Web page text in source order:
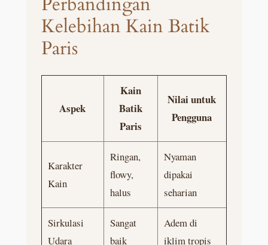
Kelebihan Kain Batik
Paris
Aspek
Kain
Batik
Paris
Nilai untuk
Pengguna
Karakter
Kain
Ringan,
flowy,
halus
Nyaman
dipakai
seharian
Sirkulasi
Udara
Sangat
baik
Adem di
iklim tropis